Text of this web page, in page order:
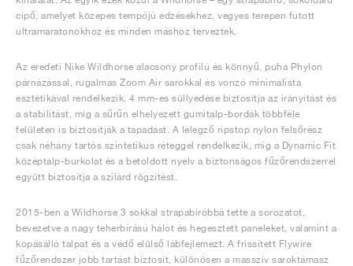
cipő, amelyet közepes tempójú edzésekhez, vegyes terepen futott
ultramaratonokhoz és minden máshoz terveztek.
Az eredeti Nike Wildhorse alacsony profilú és könnyű, puha Phylon
párnázással, rugalmas Zoom Air sarokkal és vonzó minimalista
esztétikával rendelkezik. 4 mm-es süllyedése biztosítja az irányítást és
a stabilitást, míg a sűrűn elhelyezett gumitalp-bordák többféle
felületen is biztosítják a tapadást. A lélegző ripstop nylon felsőrész
csak néhány tartós szintetikus réteggel rendelkezik, míg a Dynamic Fit
középtalp-burkolat és a betoldott nyelv a biztonságos fűzőrendszerrel
együtt biztosítja a szilárd rögzítést.
2015-ben a Wildhorse 3 sokkal strapabíróbbá tette a sorozatot,
bevezetve a nagy teherbírású hálót és hegesztett paneleket, valamint a
kopásálló talpat és a védő elülső lábfejlemezt. A frissített Flywire
fűzőrendszer jobb tartást biztosít, különösen a masszív saroktámasz